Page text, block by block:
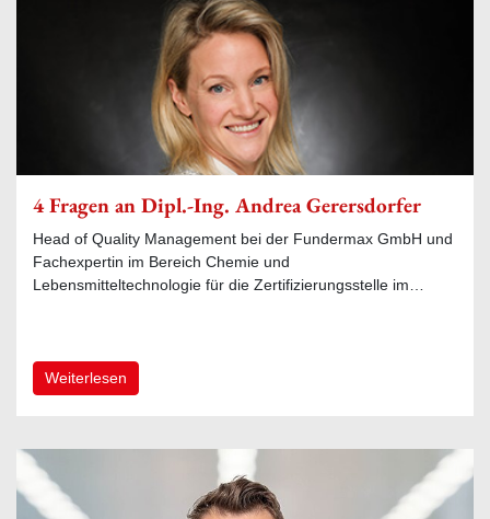
4 Fragen an Dipl.-Ing. Andrea Gerersdorfer
Head of Quality Management bei der Fundermax GmbH und
Fachexpertin im Bereich Chemie und
Lebensmitteltechnologie für die Zertifizierungsstelle im…
Weiterlesen